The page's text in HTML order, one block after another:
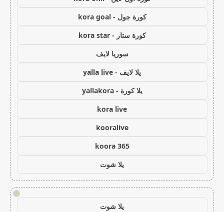
كورة جول - kora goal
كورة ستار - kora star
سوريا لايف
يلا لايف - yalla live
يلا كورة - yallakora
kora live
kooralive
koora 365
يلا شوت
!
يلا شوت